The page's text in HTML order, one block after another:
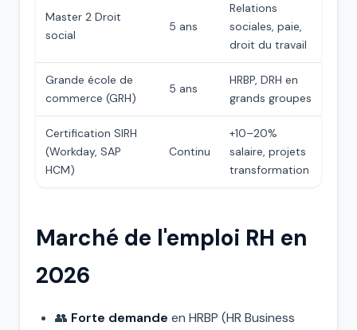
Master 2 Droit
social
5 ans
Relations
sociales, paie,
droit du travail
Grande école de
commerce (GRH)
5 ans
HRBP, DRH en
grands groupes
Certification SIRH
(Workday, SAP
HCM)
Continu
+10–20%
salaire, projets
transformation
Marché de l'emploi RH en
2026
👥 Forte demande en HRBP (HR Business